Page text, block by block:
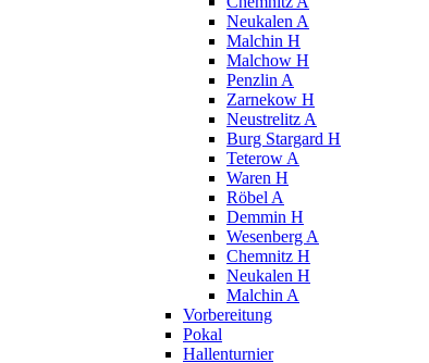
Neukalen A
Malchin H
Malchow H
Penzlin A
Zarnekow H
Neustrelitz A
Burg Stargard H
Teterow A
Waren H
Röbel A
Demmin H
Wesenberg A
Chemnitz H
Neukalen H
Malchin A
Vorbereitung
Pokal
Hallenturnier